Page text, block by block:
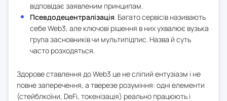
відповідає заявленим принципам.
Псевдодецентралізація . Багато сервісів називають
себе Web3, але ключові рішення в них ухвалює вузька
група засновників чи мультипідпис. Назва й суть
часто розходяться.
Здорове ставлення до Web3 це не сліпий ентузіазм і не
повне заперечення, а тверезе розуміння: одні елементи
(стейблкоїни, DeFi, токенізація) реально працюють і